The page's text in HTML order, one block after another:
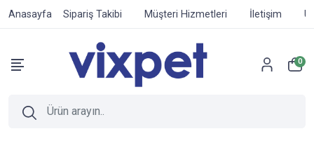
Anasayfa Sipariş Takibi Müşteri Hizmetleri İletişim
0